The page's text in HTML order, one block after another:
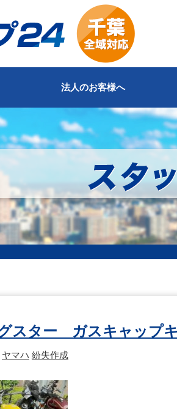
法人のお客様へ
スター ガスキャップ
ヤマハ 紛失作成